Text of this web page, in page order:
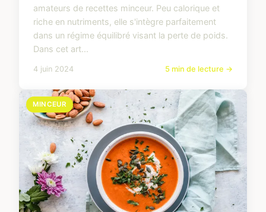
amateurs de recettes minceur. Peu calorique et
riche en nutriments, elle s'intègre parfaitement
dans un régime équilibré visant la perte de poids.
Dans cet art...
4 juin 2024 5 min de lecture →
MINCEUR